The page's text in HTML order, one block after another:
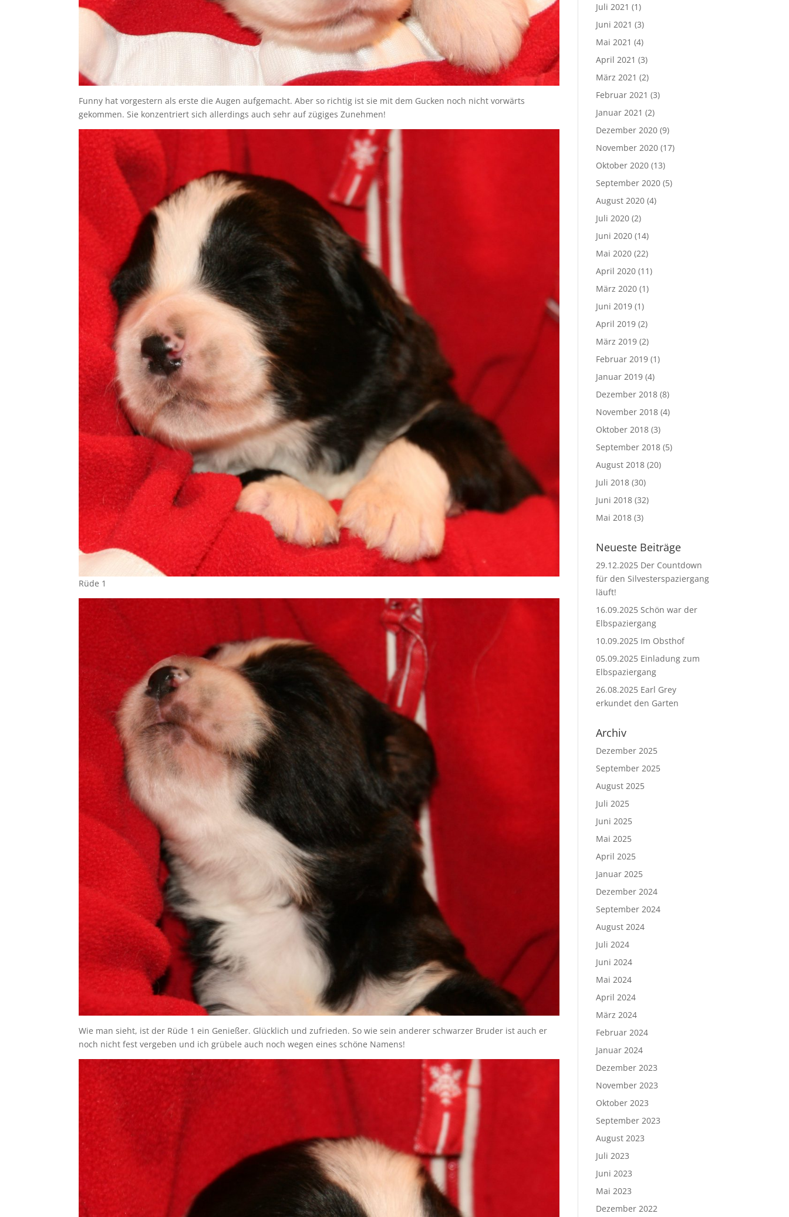
Funny hat vorgestern als erste die Augen aufgemacht. Aber so richtig ist sie mit dem Gucken noch nicht vorwärts
gekommen. Sie konzentriert sich allerdings auch sehr auf zügiges Zunehmen!
Rüde 1
Wie man sieht, ist der Rüde 1 ein Genießer. Glücklich und zufrieden. So wie sein anderer schwarzer Bruder ist auch er
noch nicht fest vergeben und ich grübele auch noch wegen eines schöne Namens!
Juli 2021 (1)
Juni 2021 (3)
Mai 2021 (4)
April 2021 (3)
März 2021 (2)
Februar 2021 (3)
Januar 2021 (2)
Dezember 2020 (9)
November 2020 (17)
Oktober 2020 (13)
September 2020 (5)
August 2020 (4)
Juli 2020 (2)
Juni 2020 (14)
Mai 2020 (22)
April 2020 (11)
März 2020 (1)
Juni 2019 (1)
April 2019 (2)
März 2019 (2)
Februar 2019 (1)
Januar 2019 (4)
Dezember 2018 (8)
November 2018 (4)
Oktober 2018 (3)
September 2018 (5)
August 2018 (20)
Juli 2018 (30)
Juni 2018 (32)
Mai 2018 (3)
Neueste Beiträge
29.12.2025 Der Countdown
für den Silvesterspaziergang
läuft!
16.09.2025 Schön war der
Elbspaziergang
10.09.2025 Im Obsthof
05.09.2025 Einladung zum
Elbspaziergang
26.08.2025 Earl Grey
erkundet den Garten
Archiv
Dezember 2025
September 2025
August 2025
Juli 2025
Juni 2025
Mai 2025
April 2025
Januar 2025
Dezember 2024
September 2024
August 2024
Juli 2024
Juni 2024
Mai 2024
April 2024
März 2024
Februar 2024
Januar 2024
Dezember 2023
November 2023
Oktober 2023
September 2023
August 2023
Juli 2023
Juni 2023
Mai 2023
Dezember 2022